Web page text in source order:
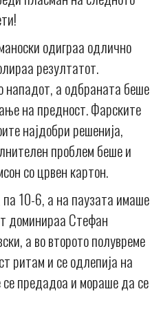
одиграа одлично
резултатот.
нападот, а одбраната беше
на предност. Фарските
најдобри решенија,
проблем беше и
со црвен картон.
10-6, а на паузата имаше
доминираа Стефан
а во второто полувреме
ритам и се одлепија на
предадоа и мораше да се